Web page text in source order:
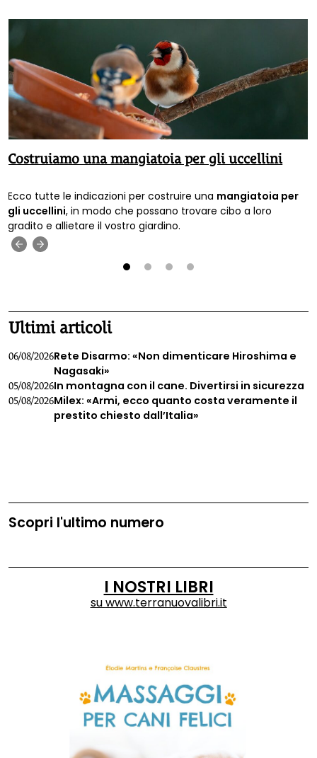
Costruiamo una mangiatoia per gli uccellini
Ecco tutte le indicazioni per costruire una mangiatoia per
gli uccellini, in modo che possano trovare cibo a loro
gradito e allietare il vostro giardino.
Ultimi articoli
06/08/2026Rete Disarmo: «Non dimenticare Hiroshima e
Nagasaki»
05/08/2026In montagna con il cane. Divertirsi in sicurezza
05/08/2026Milex: «Armi, ecco quanto costa veramente il
prestito chiesto dall’Italia»
Scopri l'ultimo numero
I NOSTRI LIBRI
suwww.terranuovalibri.it